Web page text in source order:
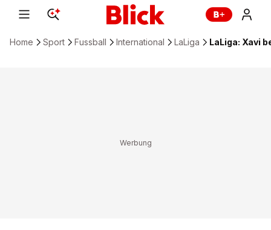
Home Sport Fussball International LaLiga LaLiga: Xavi